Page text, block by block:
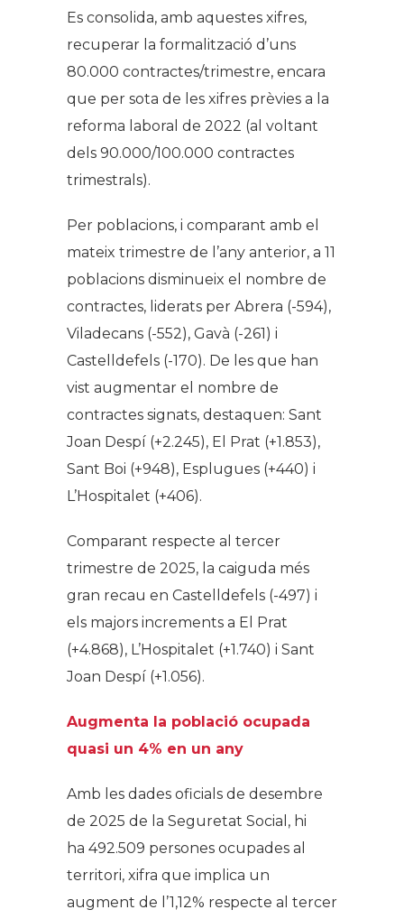
Es consolida, amb aquestes xifres,
recuperar la formalització d’uns
80.000 contractes/trimestre, encara
que per sota de les xifres prèvies a la
reforma laboral de 2022 (al voltant
dels 90.000/100.000 contractes
trimestrals).
Per poblacions, i comparant amb el
mateix trimestre de l’any anterior, a 11
poblacions disminueix el nombre de
contractes, liderats per Abrera (-594),
Viladecans (-552), Gavà (-261) i
Castelldefels (-170). De les que han
vist augmentar el nombre de
contractes signats, destaquen: Sant
Joan Despí (+2.245), El Prat (+1.853),
Sant Boi (+948), Esplugues (+440) i
L’Hospitalet (+406).
Comparant respecte al tercer
trimestre de 2025, la caiguda més
gran recau en Castelldefels (-497) i
els majors increments a El Prat
(+4.868), L’Hospitalet (+1.740) i Sant
Joan Despí (+1.056).
Augmenta la població ocupada
quasi un 4% en un any
Amb les dades oficials de desembre
de 2025 de la Seguretat Social, hi
ha 492.509 persones ocupades al
territori, xifra que implica un
augment de l’1,12% respecte al tercer